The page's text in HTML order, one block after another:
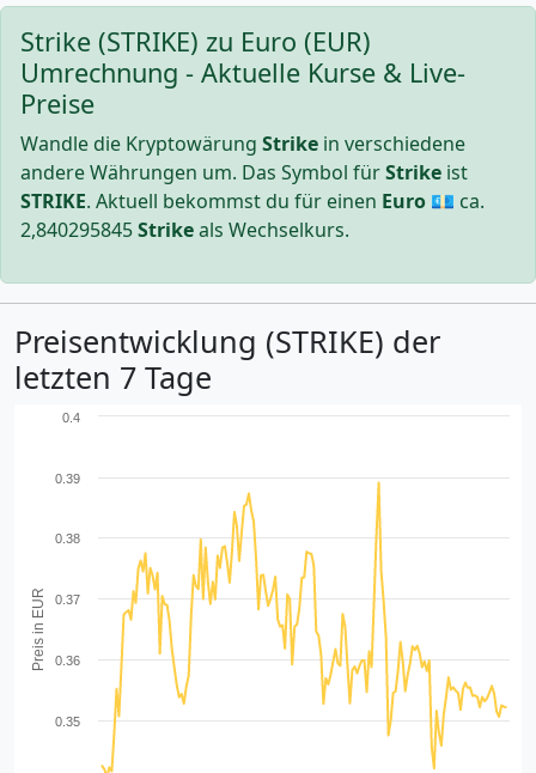
Strike (STRIKE) zu Euro (EUR)
Umrechnung - Aktuelle Kurse & Live-
Preise
Wandle die Kryptowärung Strike in verschiedene
andere Währungen um. Das Symbol fürStrike ist
STRIKE. Aktuell bekommst du für einen Euro 💶 ca.
2,840295845Strikeals Wechselkurs.
Preisentwicklung (STRIKE) der
letzten 7 Tage
Preis in EUR
0.35
0.36
0.37
0.38
0.39
0.4